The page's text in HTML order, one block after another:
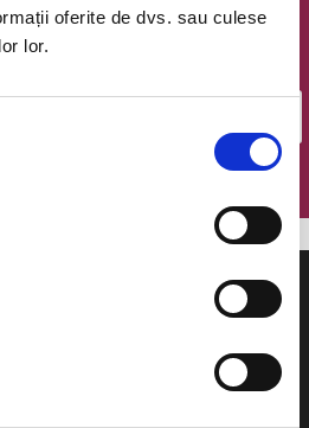
oferite de dvs. sau culese
lor.
saptamanala cu cele mai noi
evenimente.